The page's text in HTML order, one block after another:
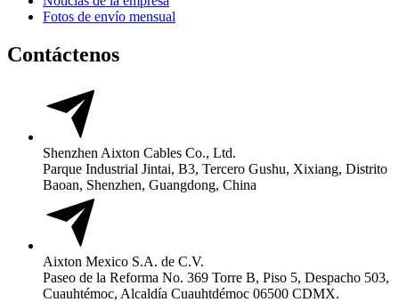
Fotos de envío mensual
Contáctenos
Shenzhen Aixton Cables Co., Ltd.
Parque Industrial Jintai, B3, Tercero Gushu, Xixiang, Distrito
Baoan, Shenzhen, Guangdong, China
Aixton Mexico S.A. de C.V.
Paseo de la Reforma No. 369 Torre B, Piso 5, Despacho 503,
Cuauhtémoc, Alcaldía Cuauhtdémoc 06500 CDMX.